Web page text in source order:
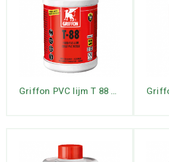
Griffon PVC lijm T 88 250 ml.